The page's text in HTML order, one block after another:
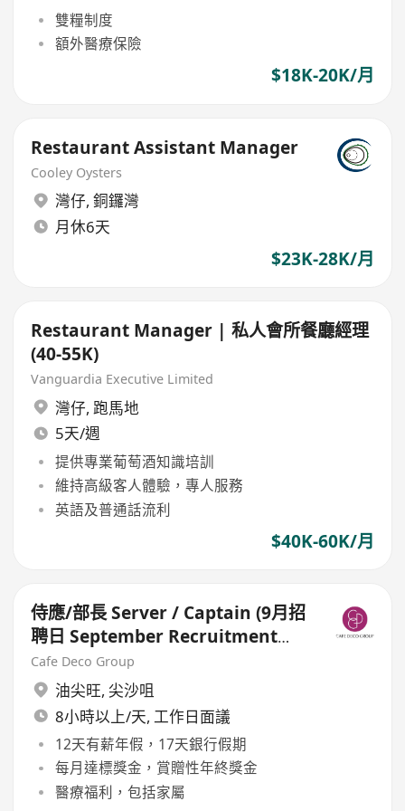
雙糧制度
額外醫療保險
$18K-20K/月
Restaurant Assistant Manager
Cooley Oysters
灣仔, 銅鑼灣
月休6天
$23K-28K/月
Restaurant Manager | 私人會所餐廳經理
(40-55K)
Vanguardia Executive Limited
灣仔, 跑馬地
5天/週
提供專業葡萄酒知識培訓
維持高級客人體驗，專人服務
英語及普通話流利
$40K-60K/月
侍應/部長 Server / Captain (9月招
聘日 September Recruitment
Day for Restaurants)
Cafe Deco Group
油尖旺, 尖沙咀
8小時以上/天, 工作日面議
12天有薪年假，17天銀行假期
每月達標獎金，賞贈性年終獎金
醫療福利，包括家屬